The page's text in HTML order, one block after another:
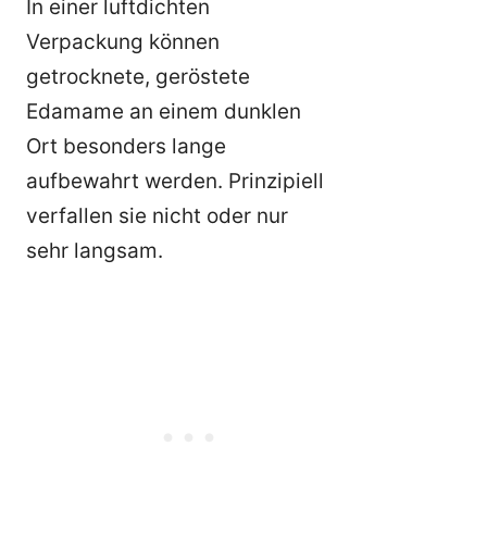
In einer luftdichten
Verpackung können
getrocknete, geröstete
Edamame an einem dunklen
Ort besonders lange
aufbewahrt werden. Prinzipiell
verfallen sie nicht oder nur
sehr langsam.